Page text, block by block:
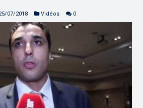
07/2018 Vidéos 0